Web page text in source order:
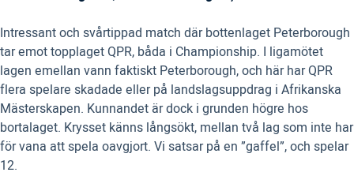
Intressant och svårtippad match där bottenlaget Peterborough
tar emot topplaget QPR, båda i Championship. I ligamötet
lagen emellan vann faktiskt Peterborough, och här har QPR
flera spelare skadade eller på landslagsuppdrag i Afrikanska
Mästerskapen. Kunnandet är dock i grunden högre hos
bortalaget. Krysset känns långsökt, mellan två lag som inte har
för vana att spela oavgjort. Vi satsar på en ”gaffel”, och spelar
12.